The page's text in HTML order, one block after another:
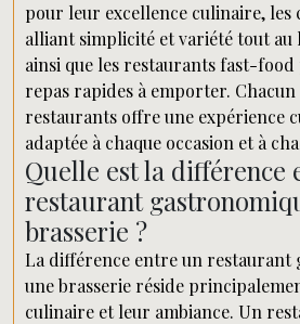
pour leur excellence culinaire,
alliant simplicité et variété tout au
ainsi que les restaurants fast-
repas rapides à emporter. Chacun
restaurants offre une expérience
adaptée à chaque occasion et à
Quelle est la différence
restaurant
brasserie ?
La différence entre un restaurant
une brasserie réside
culinaire et leur ambiance. Un